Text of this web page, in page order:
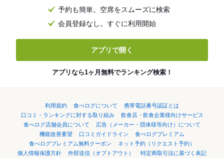
予約も簡単。空席をスムーズに検索
会員登録なし。すぐに利用開始
アプリで開く
アプリなら1ヶ月無料でランキング検索！
利用規約 食べログについて
携帯電話番号認証とは
口コミ・ランキングに対する取り組み
飲食店・飲食企業様向けサービス
食べログ店舗会員について
広告（メーカー・団体様等向け）について
機能改善要望
口コミガイドライン
食べログプレミアム
食べログプレミアム無料クーポン
ネット予約（リクエスト予約）
個人情報保護方針
外部送信（オプトアウト）
特定商取引法に基づく表記